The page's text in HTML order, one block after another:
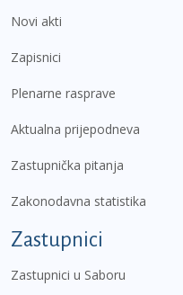
Novi akti
Zapisnici
Plenarne rasprave
Aktualna prijepodneva
Zastupnička pitanja
Zakonodavna statistika
Zastupnici
Zastupnici u Saboru